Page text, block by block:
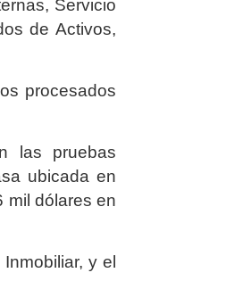
Servicio
de Activos,
procesados
las pruebas
ubicada en
mil dólares en
y el